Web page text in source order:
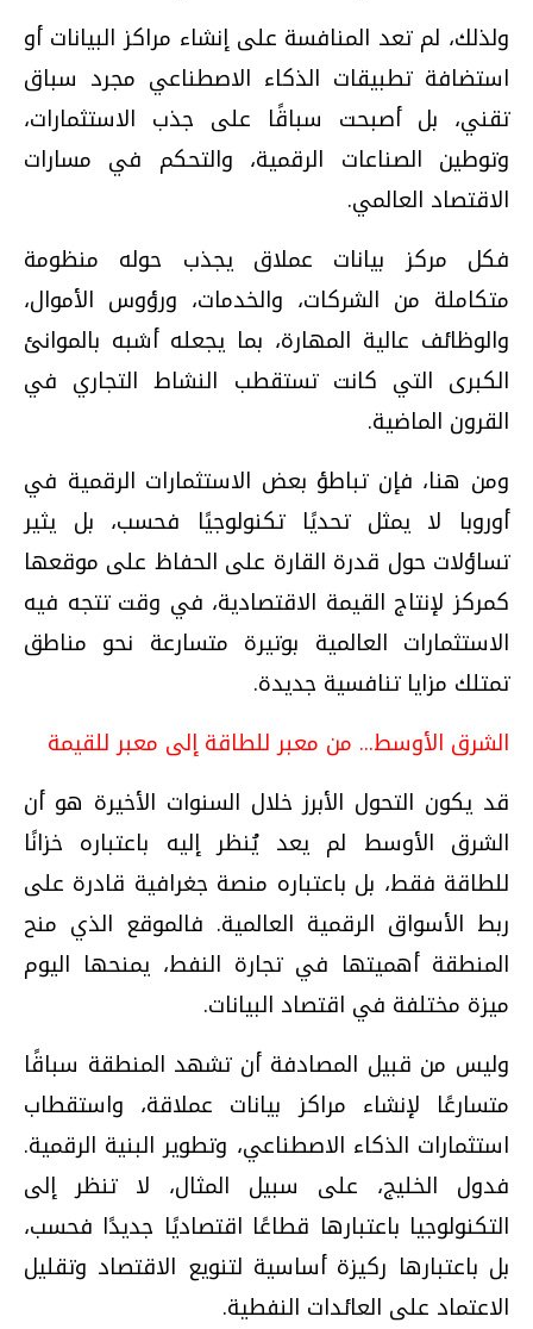
ولذلك، لم تعد المنافسة على إنشاء مراكز البيانات أو
استضافة تطبيقات الذكاء الاصطناعي مجرد سباق
تقني، بل أصبحت سباقًا على جذب الاستثمارات،
وتوطين الصناعات الرقمية، والتحكم في مسارات
الاقتصاد العالمي.
فكل مركز بيانات عملاق يجذب حوله منظومة
متكاملة من الشركات، والخدمات، ورؤوس الأموال،
والوظائف عالية المهارة، بما يجعله أشبه بالموانئ
الكبرى التي كانت تستقطب النشاط التجاري في
القرون الماضية.
ومن هنا، فإن تباطؤ بعض الاستثمارات الرقمية في
أوروبا لا يمثل تحديًا تكنولوجيًا فحسب، بل يثير
تساؤلات حول قدرة القارة على الحفاظ على موقعها
كمركز لإنتاج القيمة الاقتصادية، في وقت تتجه فيه
الاستثمارات العالمية بوتيرة متسارعة نحو مناطق
تمتلك مزايا تنافسية جديدة.
الشرق الأوسط... من معبر للطاقة إلى معبر للقيمة
قد يكون التحول الأبرز خلال السنوات الأخيرة هو أن
الشرق الأوسط لم يعد يُنظر إليه باعتباره خزانًا
للطاقة فقط، بل باعتباره منصة جغرافية قادرة على
ربط الأسواق الرقمية العالمية. فالموقع الذي منح
المنطقة أهميتها في تجارة النفط، يمنحها اليوم
ميزة مختلفة في اقتصاد البيانات.
وليس من قبيل المصادفة أن تشهد المنطقة سباقًا
متسارعًا لإنشاء مراكز بيانات عملاقة، واستقطاب
استثمارات الذكاء الاصطناعي، وتطوير البنية الرقمية.
فدول الخليج، على سبيل المثال، لا تنظر إلى
التكنولوجيا باعتبارها قطاعًا اقتصاديًا جديدًا فحسب،
بل باعتبارها ركيزة أساسية لتنويع الاقتصاد وتقليل
الاعتماد على العائدات النفطية.